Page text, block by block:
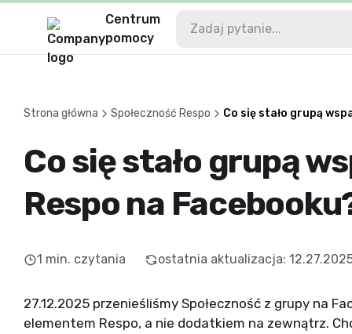
Centrum
pomocy
Strona główna Społeczność Respo Co się stało grupą
Co się stało grupą
Respo na
1 min. czytania ostatnia aktualizacja:
27.12.2025 przenieśliśmy Społeczność z grupy na
elementem Respo, a nie dodatkiem na zewnątrz.